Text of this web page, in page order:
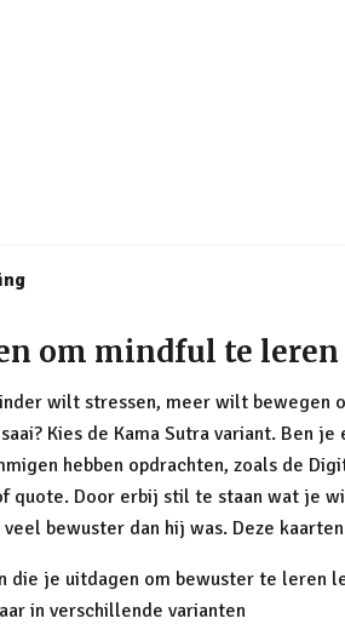
om mindful te
wilt stressen, meer wilt bewegen
Kies de Kama Sutra variant. Ben
hebben opdrachten, zoals de
quote. Door erbij stil te staan wat je
bewuster dan hij was. Deze
die je uitdagen om bewuster te leren
in verschillende varianten